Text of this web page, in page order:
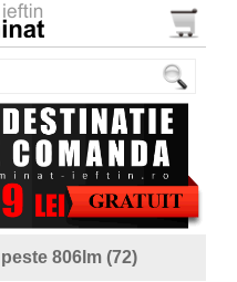
806lm (72)